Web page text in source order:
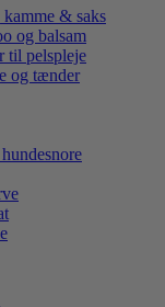
kamme & saks
og balsam
til pelspleje
og tænder